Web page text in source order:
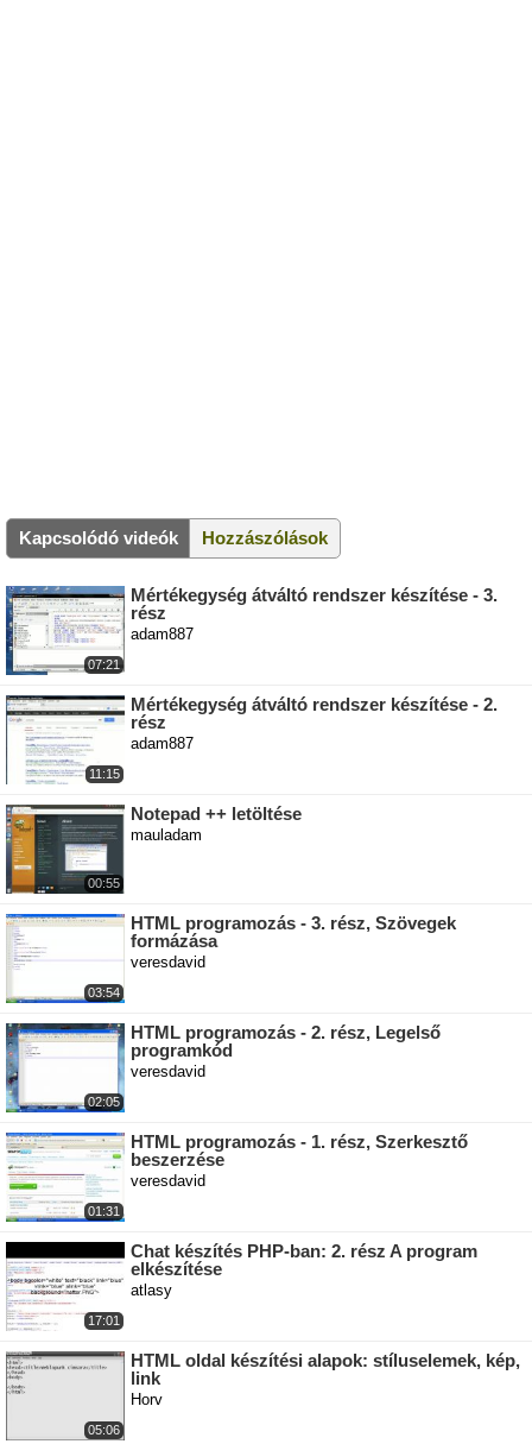
Kapcsolódó videók Hozzászólások
07:21
Mértékegység átváltó rendszer készítése - 3.
rész
adam887
11:15
Mértékegység átváltó rendszer készítése - 2.
rész
adam887
00:55
Notepad ++ letöltése
mauladam
03:54
HTML programozás - 3. rész, Szövegek
formázása
veresdavid
02:05
HTML programozás - 2. rész, Legelső
programkód
veresdavid
01:31
HTML programozás - 1. rész, Szerkesztő
beszerzése
veresdavid
17:01
Chat készítés PHP-ban: 2. rész A program
elkészítése
atlasy
05:06
HTML oldal készítési alapok: stíluselemek, kép,
link
Horv